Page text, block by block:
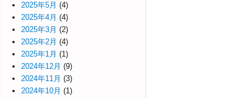
2025年5月 (4)
2025年4月 (4)
2025年3月 (2)
2025年2月 (4)
2025年1月 (1)
2024年12月 (9)
2024年11月 (3)
2024年10月 (1)